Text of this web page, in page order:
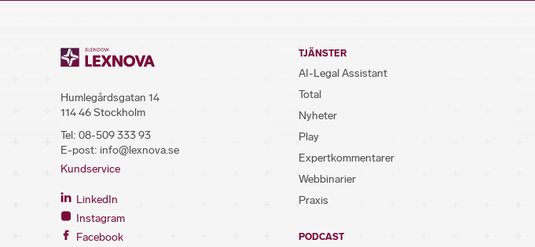
Humlegårdsgatan 14
114 46 Stockholm
Tel: 08-509 333 93
E-post: info@lexnova.se
Kundservice
LinkedIn
Instagram
Facebook
TJÄNSTER
AI-Legal Assistant
Total
Nyheter
Play
Expertkommentarer
Webbinarier
Praxis
PODCAST